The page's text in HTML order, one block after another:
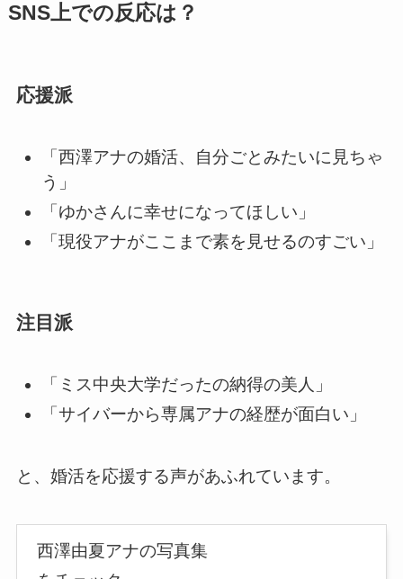
SNS上での反応は？
応援派
「西澤アナの婚活、自分ごとみたいに見ちゃ
う」
「ゆかさんに幸せになってほしい」
「現役アナがここまで素を見せるのすごい」
注目派
「ミス中央大学だったの納得の美人」
「サイバーから専属アナの経歴が面白い」
と、婚活を応援する声があふれています。
西澤由夏アナの写真集